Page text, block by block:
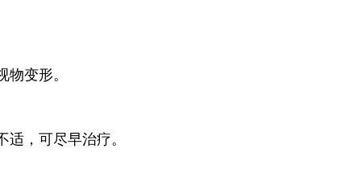
变形。
，可尽早治疗。